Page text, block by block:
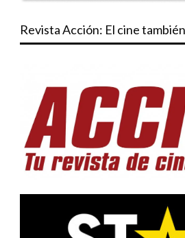
Revista Acción: El cine